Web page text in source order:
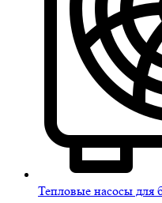
Тепловые насосы для